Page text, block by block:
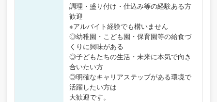
調理・盛り付け・仕込み等の経験ある方
歓迎
※アルバイト経験でも構いません
◎幼稚園・こども園・保育園等の給食づ
くりに興味がある
◎子どもたちの生活・未来に本気で向き
合いたい方
◎明確なキャリアステップがある環境で
活躍したい方は
大歓迎です。